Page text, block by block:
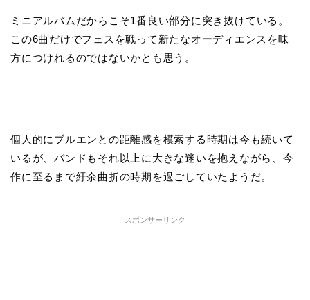
ミニアルバムだからこそ1番良い部分に突き抜けている。
この6曲だけでフェスを戦って新たなオーディエンスを味
方につけれるのではないかとも思う。
個人的にブルエンとの距離感を模索する時期は今も続いて
いるが、バンドもそれ以上に大きな迷いを抱えながら、今
作に至るまで紆余曲折の時期を過ごしていたようだ。
スポンサーリンク